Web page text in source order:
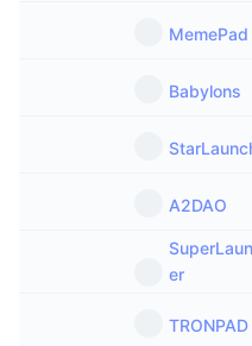
MemePad
Babylons
A2DAO
er
TRONPAD